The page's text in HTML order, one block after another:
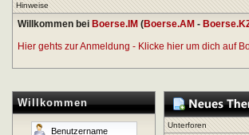
Hinweise
Willkommen bei Boerse.IM (Boerse.AM -
Hier gehts zur Anmeldung - Klicke hier um dich auf
Willkommen
Unterforen